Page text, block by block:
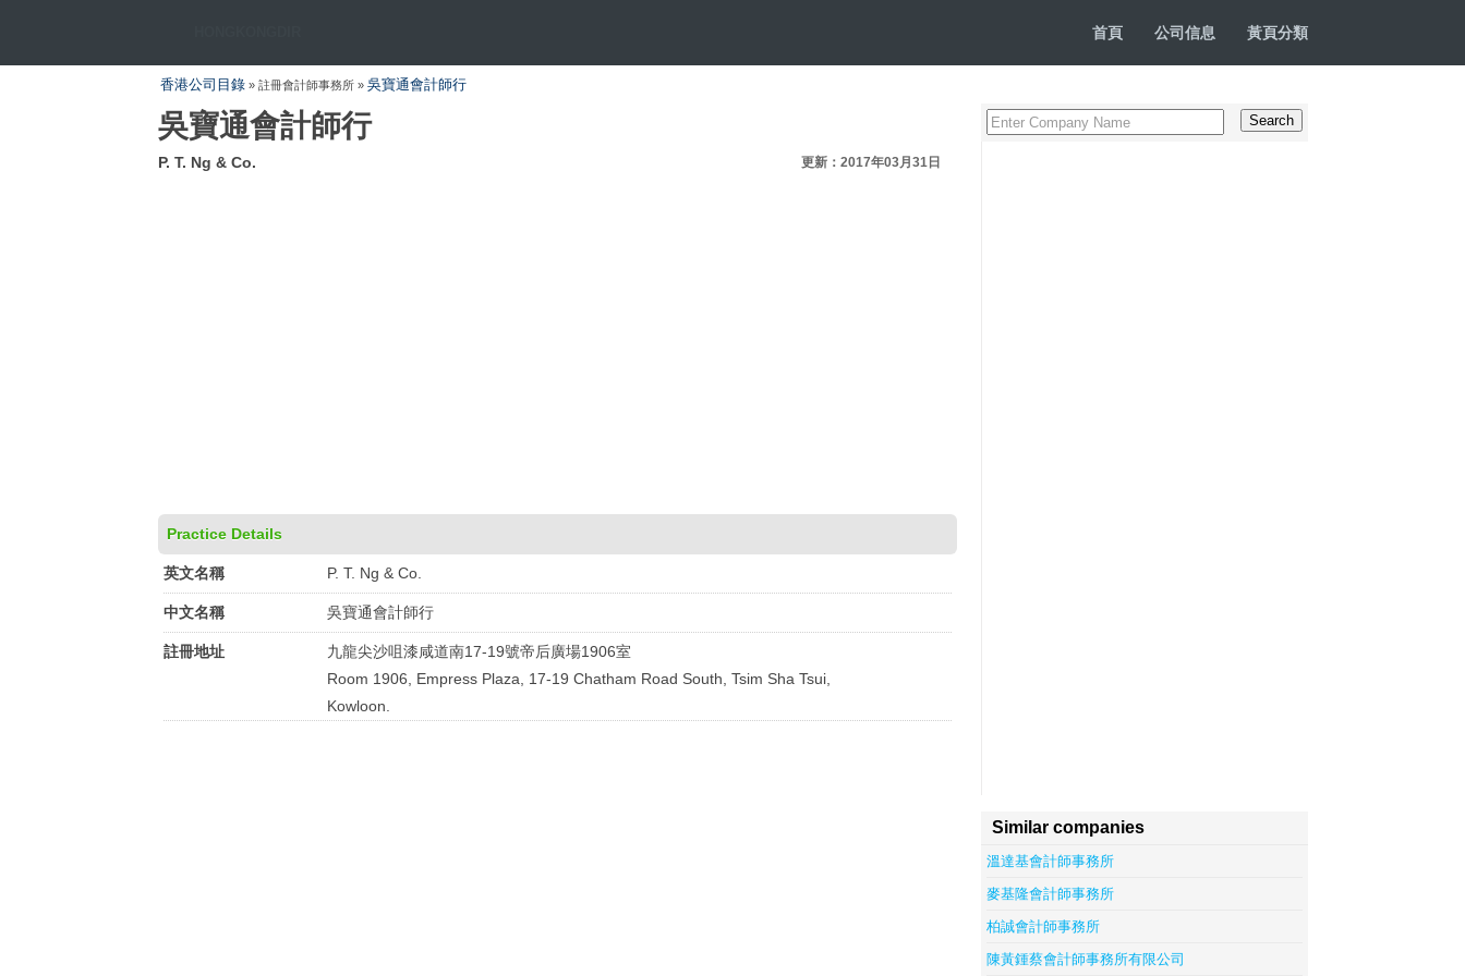
首頁 公司信息 黃頁分類
香港公司目錄 » 註冊會計師事務所 » 吳寶通會計師行
吳寶通會計師行
P. T. Ng & Co. 更新：2017年03月31日
Practice Details
英文名稱 P. T. Ng & Co.
中文名稱 吳寶通會計師行
註冊地址
九龍尖沙咀漆咸道南17-19號帝后廣場1906室
Room 1906, Empress Plaza, 17-19 Chatham Road South, Tsim Sha Tsui,
Kowloon.
Similar companies
溫達基會計師事務所
麥基隆會計師事務所
柏誠會計師事務所
陳黃鍾蔡會計師事務所有限公司